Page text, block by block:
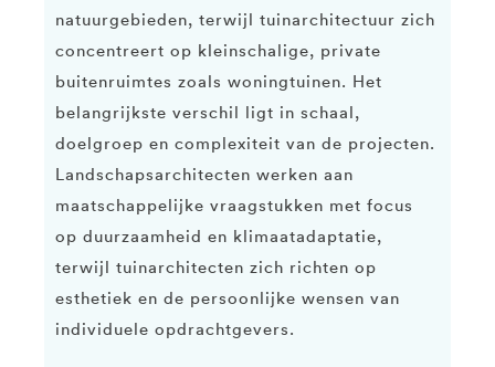
natuurgebieden, terwijl tuinarchitectuur zich
concentreert op kleinschalige, private
buitenruimtes zoals woningtuinen. Het
belangrijkste verschil ligt in schaal,
doelgroep en complexiteit van de projecten.
Landschapsarchitecten werken aan
maatschappelijke vraagstukken met focus
op duurzaamheid en klimaatadaptatie,
terwijl tuinarchitecten zich richten op
esthetiek en de persoonlijke wensen van
individuele opdrachtgevers.